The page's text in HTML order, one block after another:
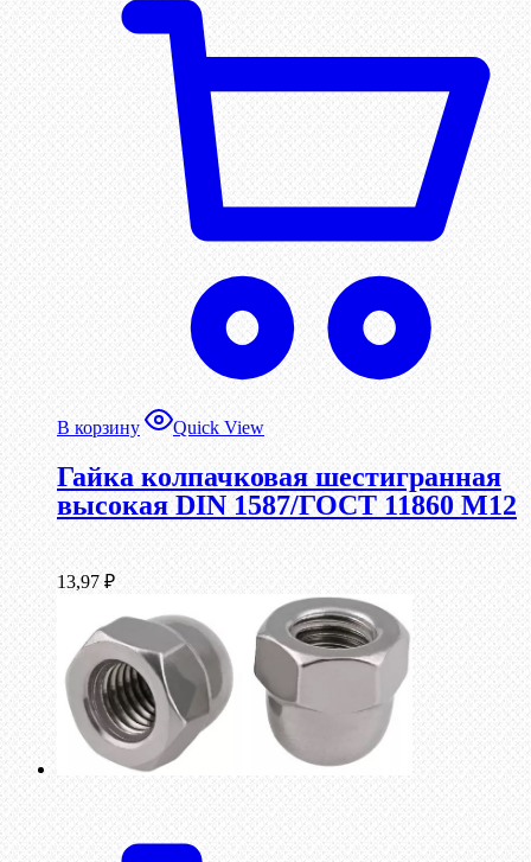
В корзину Quick View
Гайка колпачковая шестигранная
высокая DIN 1587/ГОСТ 11860 М12
13,97 ₽